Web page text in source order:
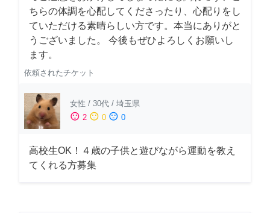
ちらの体調を心配してくださったり、心配りをし
ていただける素晴らしい方です。本当にありがと
うございました。 今後もぜひよろしくお願いし
ます。
依頼されたチケット
女性 / 30代 / 埼玉県
sentiment_satisfied 2 sentiment_neutral 0 sentiment_dissatisfied 0
高校生OK！４歳の子供と遊びながら運動を教え
てくれる方募集